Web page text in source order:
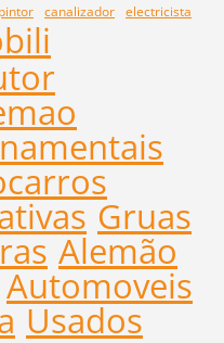
pintor canalizador electricista
Gruas
Alemão
Automoveis
Usados